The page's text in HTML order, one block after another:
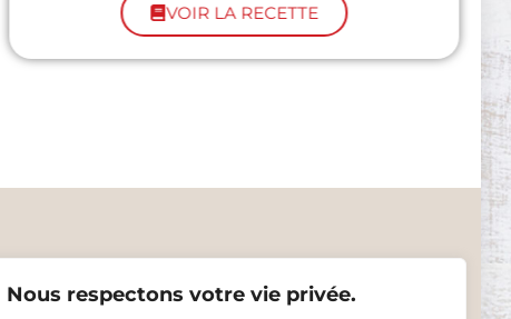
Nous respectons votre vie privée.
VOIR LA RECETTE